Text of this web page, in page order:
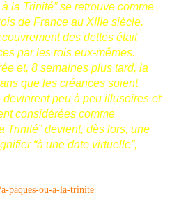
la Trinité”se retrouve comme
de France au XIIIe siècle.
des dettes était
par les rois eux-mêmes.
et, 8 semaines plus tard, la
que les créances soient
peu à peu illusoires et
considérées comme
Trinité”devient, dès lors, une
“à une date virtuelle”,
paques-ou-a-la-trinite